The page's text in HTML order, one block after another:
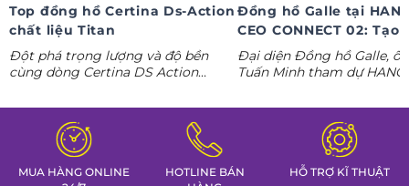
Top đồng hồ Certina Ds-Action
chất liệu Titan
Đột phá trọng lượng và độ bền
cùng dòng Certina DS Action
tác thể thao cá tính nhất trong
Tuần lễ đồng hồ Thụy Sỹ cùng
Đồng hồ Galle!
Đồng hồ Galle tại
CEO CONNECT 02: Tạo
phong thái lãnh đạo kỷ
nguyên AI
Đại diện Đồng hồ Galle,
Tuấn Minh tham dự
gian trưng bày đồng hồ
định hình phong thái lãnh
MUA HÀNG ONLINE
HOTLINE BÁN
HỖ TRỢ KĨ THUẬT